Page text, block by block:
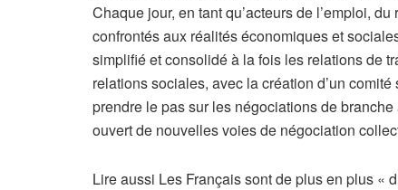
Chaque jour, en tant qu’acteurs de l’emploi,
confrontés aux réalités économiques et
simplifié et consolidé à la fois les relations de
relations sociales, avec la création d’un
prendre le pas sur les négociations de
ouvert de nouvelles voies de négociation
Lire aussi A
Les Français sont de plus en plus «